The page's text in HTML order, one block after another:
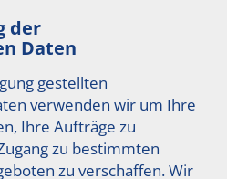
der
Daten
gestellten
verwenden wir um Ihre
Ihre Aufträge zu
zu bestimmten
zu verschaffen. Wir